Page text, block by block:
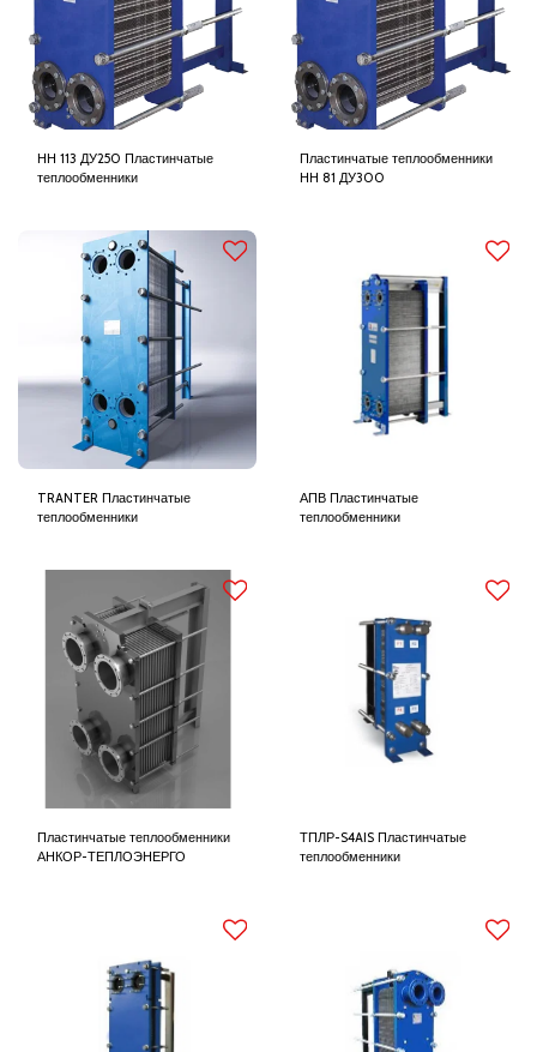
НН 113 ДУ250 Пластинчатые
теплообменники
Пластинчатые теплообменники
НН 81 ДУ300
TRANTER Пластинчатые
теплообменники
АПВ Пластинчатые
теплообменники
Пластинчатые теплообменники
АНКОР-ТЕПЛОЭНЕРГО
ТПЛР-S4AIS Пластинчатые
теплообменники